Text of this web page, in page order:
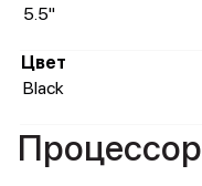
5.5"
Цвет
Black
Процессор